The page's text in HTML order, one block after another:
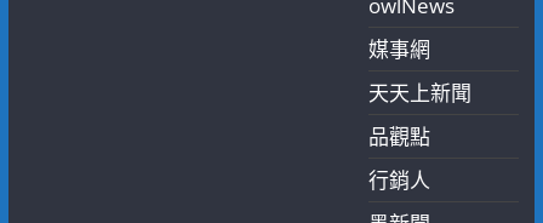
媒事網
天天上新聞
品觀點
行銷人